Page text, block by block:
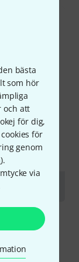
bästa
som hör
och att
för dig,
för
genom
).
via